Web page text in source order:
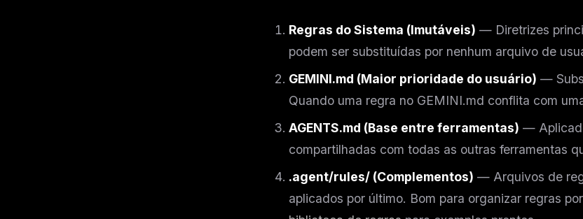
Regras do Sistema (Imutáveis) — Diretrizes
podem ser substituídas por nenhum arquivo de
GEMINI.md (Maior prioridade do usuário) —
Quando uma regra no GEMINI.md conflita com
AGENTS.md (Base entre ferramentas) —
compartilhadas com todas as outras ferramentas
.agent/rules/ (Complementos) — Arquivos de
aplicados por último. Bom para organizar regras